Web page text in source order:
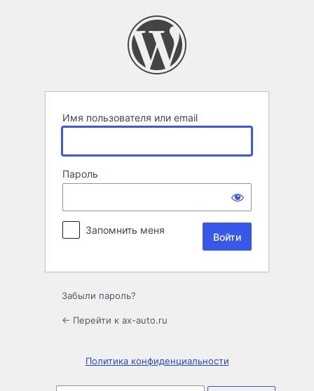
Имя пользователя или email
Пароль
Запомнить меня
Забыли пароль?
← Перейти к ax-auto.ru
Политика конфиденциальности